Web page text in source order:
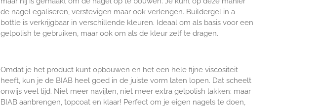
de nagel egaliseren, verstevigen maar ook verlengen. Buildergel in a
bottle is verkrijgbaar in verschillende kleuren. Ideaal om als basis voor een
gelpolish te gebruiken, maar ook om als de kleur zelf te dragen.
Omdat je het product kunt opbouwen en het een hele fijne viscositeit
heeft, kun je de BIAB heel goed in de juiste vorm laten lopen. Dat scheelt
onwijs veel tijd. Niet meer navijlen, niet meer extra gelpolish lakken; maar
BIAB aanbrengen, topcoat en klaar! Perfect om je eigen nagels te doen,